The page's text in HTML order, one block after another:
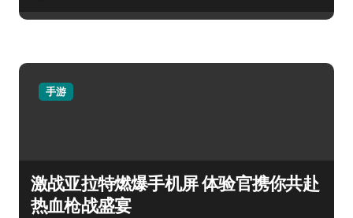
手游
激战亚拉特燃爆手机屏 体验官携你共赴
热血枪战盛宴